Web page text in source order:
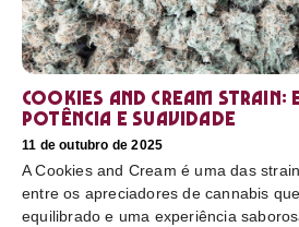
Cookies and Cream
potência e suavidade
11 de outubro de 2025
A Cookies and Cream é uma das
entre os apreciadores de cannabis
equilibrado e uma experiência